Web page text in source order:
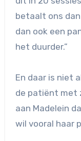
betaalt ons dan
dan ook een
het duurder.”
En daar is niet
de patiënt met
aan Madelein
wil vooral haar